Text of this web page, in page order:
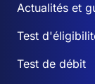
Actualités et
Test
Test de débit